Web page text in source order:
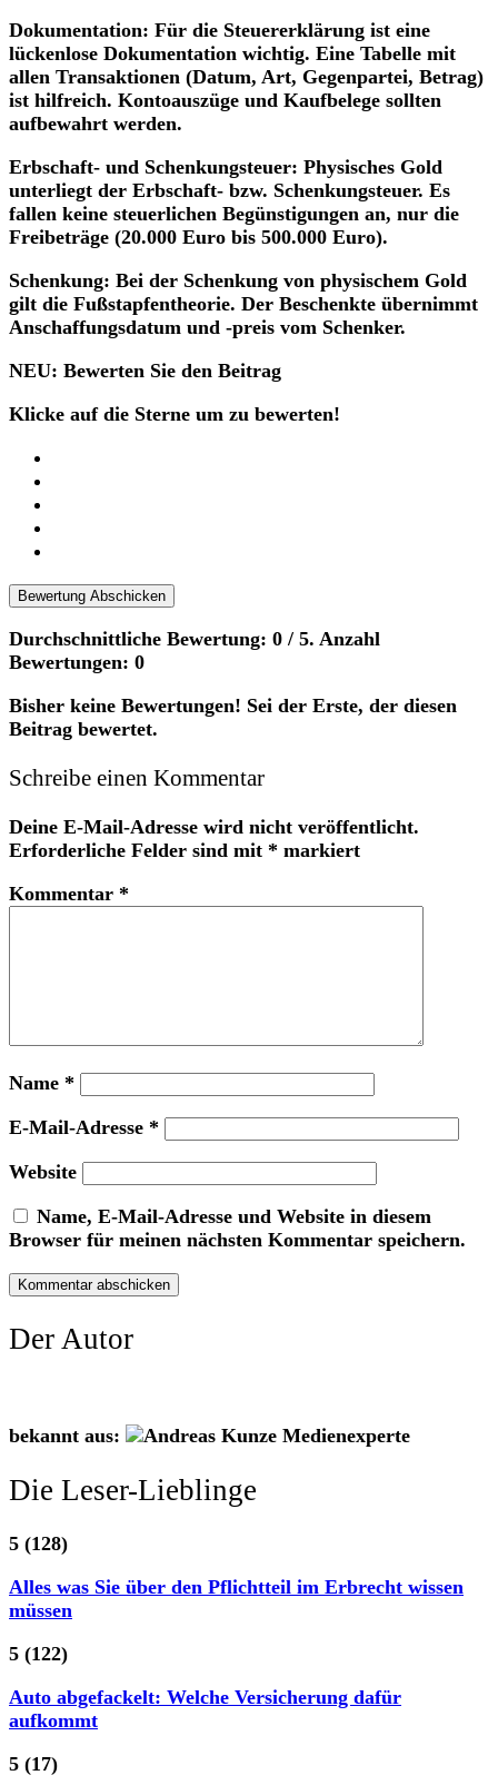
Dokumentation: Für die Steuererklärung ist eine
lückenlose Dokumentation wichtig. Eine Tabelle mit
allen Transaktionen (Datum, Art, Gegenpartei, Betrag)
ist hilfreich. Kontoauszüge und Kaufbelege sollten
aufbewahrt werden.
Erbschaft- und Schenkungsteuer: Physisches Gold
unterliegt der Erbschaft- bzw. Schenkungsteuer. Es
fallen keine steuerlichen Begünstigungen an, nur die
Freibeträge (20.000 Euro bis 500.000 Euro).
Schenkung: Bei der Schenkung von physischem Gold
gilt die Fußstapfentheorie. Der Beschenkte übernimmt
Anschaffungsdatum und -preis vom Schenker.
NEU: Bewerten Sie den Beitrag
Klicke auf die Sterne um zu bewerten!
Bewertung Abschicken
Durchschnittliche Bewertung: 0 / 5. Anzahl
Bewertungen: 0
Bisher keine Bewertungen! Sei der Erste, der diesen
Beitrag bewertet.
Schreibe einen Kommentar
Deine E-Mail-Adresse wird nicht veröffentlicht.
Erforderliche Felder sind mit * markiert
Kommentar *
Name *
E-Mail-Adresse *
Website
Name, E-Mail-Adresse und Website in diesem
Browser für meinen nächsten Kommentar speichern.
Der Autor
bekannt aus:
Die Leser-Lieblinge
5 (128)
Alles was Sie über den Pflichtteil im Erbrecht wissen
müssen
5 (122)
Auto abgefackelt: Welche Versicherung dafür
aufkommt
5 (17)